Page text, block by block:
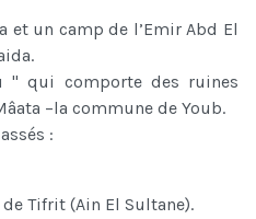
et un camp de l’Emir Abd El
'' qui comporte des ruines
–la commune de Youb.
:
Tifrit (Ain El Sultane).